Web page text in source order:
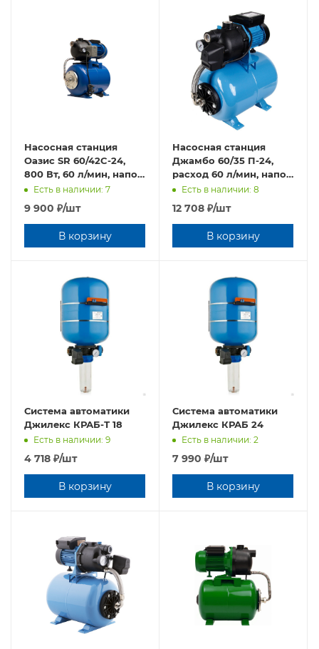
Насосная станция
Оазис SR 60/42C-24,
800 Вт, 60 л/мин, напор
42 м, глубина 8 м
Есть в наличии: 7
9 900 ₽/шт
В корзину
Насосная станция
Джамбо 60/35 П-24,
расход 60 л/мин, напор
35 м, материал корпуса
инженерный пластик
Есть в наличии: 8
12 708 ₽/шт
В корзину
Система автоматики
Джилекс КРАБ-Т 18
Есть в наличии: 9
4 718 ₽/шт
В корзину
Система автоматики
Джилекс КРАБ 24
Есть в наличии: 2
7 990 ₽/шт
В корзину